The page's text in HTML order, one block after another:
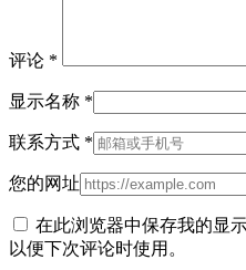
评论 *
显示名称 *
联系方式 *
您的网址
在此浏览器中保存我的显
以便下次评论时使用。